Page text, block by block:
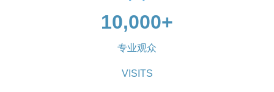
10,000+
专业观众
VISITS